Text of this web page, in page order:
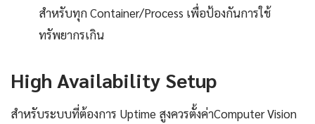
สำหรับทุก Container/Process เพื่อป้องกันการใช้
ทรัพยากรเกิน
High Availability Setup
สำหรับระบบที่ต้องการ Uptime สูงควรตั้งค่าComputer Vision